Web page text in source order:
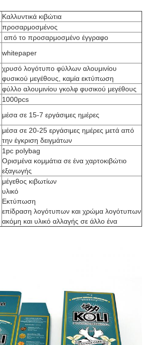
Καλλυντικά κιβώτια
προσαρμοσμένος
από το προσαρμοσμένο έγγραφο
whitepaper
χρυσό λογότυπο φύλλων αλουμινίου
φυσικού μεγέθους, καμία εκτύπωση
φύλλο αλουμινίου γκολφ φυσικού μεγέθους
1000pcs
μέσα σε 15-7 εργάσιμες ημέρες
μέσα σε 20-25 εργάσιμες ημέρες μετά από
την έγκριση δειγμάτων
1pc polybag
Ορισμένα κομμάτια σε ένα χαρτοκιβώτιο
εξαγωγής
μέγεθος κιβωτίων
υλικό
Εκτύπωση
επίδραση λογότυπων και χρώμα λογότυπων
ακόμη και υλικό αλλαγής σε άλλο ένα